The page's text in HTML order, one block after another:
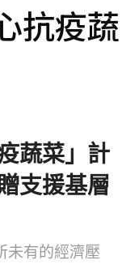
抗疫蔬
蔬菜」計
支援基層
未有的經濟壓